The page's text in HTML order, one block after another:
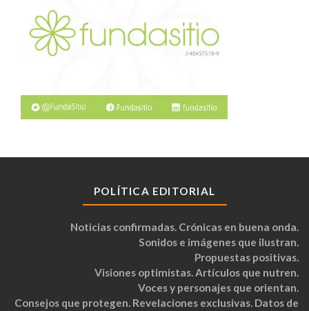
POLÍTICA EDITORIAL
Noticias confirmadas. Crónicas en buena onda.
Sonidos e imágenes que ilustran.
Propuestas positivas.
Visiones optimistas. Artículos que nutren.
Voces y personajes que orientan.
Consejos que protegen. Revelaciones exclusivas. Datos de